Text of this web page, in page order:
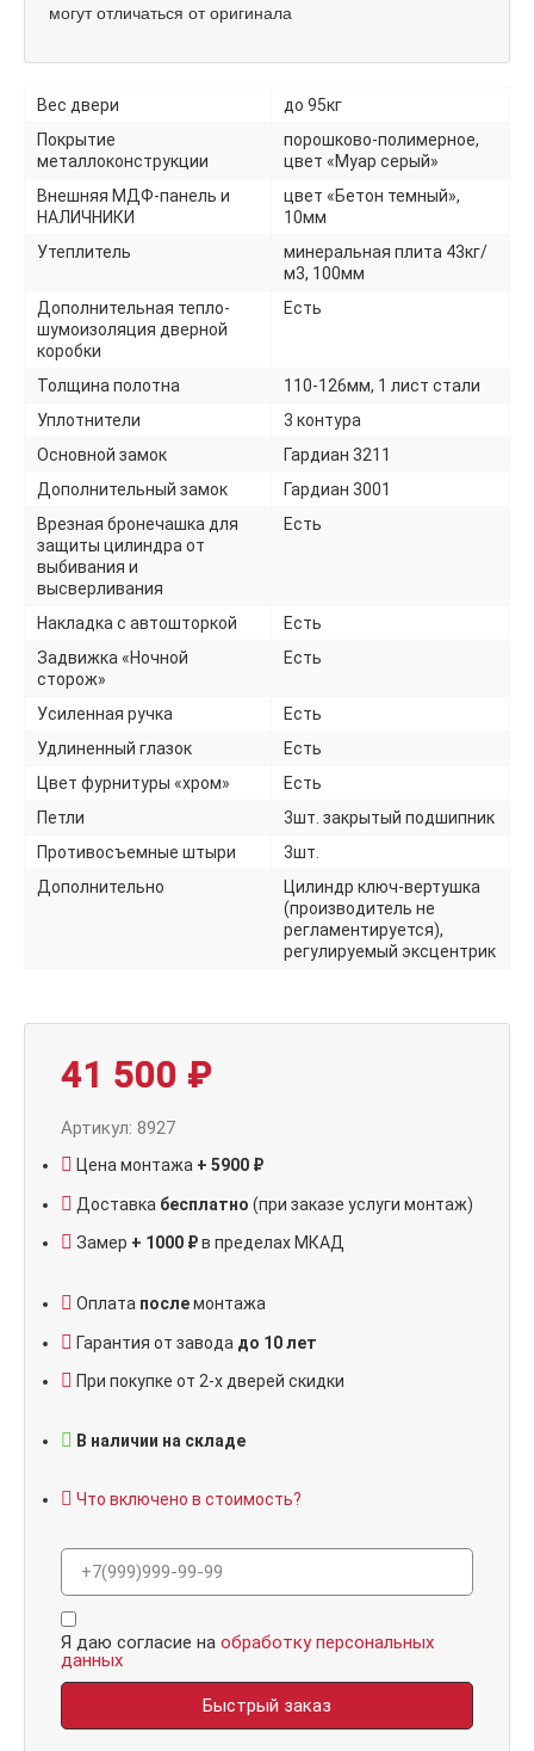
могут отличаться от оригинала
Вес двери
до 95кг
Покрытие
металлоконструкции
порошково-полимерное,
цвет «Муар серый»
Внешняя МДФ-панель и
НАЛИЧНИКИ
цвет «Бетон темный»,
10мм
Утеплитель
минеральная плита 43кг/
м3, 100мм
Дополнительная тепло-
шумоизоляция дверной
коробки
Есть
Толщина полотна
110-126мм, 1 лист стали
Уплотнители
3 контура
Основной замок
Гардиан 3211
Дополнительный замок
Гардиан 3001
Врезная бронечашка для
защиты цилиндра от
выбивания и
высверливания
Есть
Накладка с автошторкой
Есть
Задвижка «Ночной
сторож»
Есть
Усиленная ручка
Есть
Удлиненный глазок
Есть
Цвет фурнитуры «хром»
Есть
Петли
3шт. закрытый подшипник
Противосъемные штыри
3шт.
Дополнительно
Цилиндр ключ-вертушка
(производитель не
регламентируется),
регулируемый эксцентрик
41 500 ₽
Артикул: 8927
Цена монтажа + 5900 ₽
Доставка бесплатно (при заказе услуги монтаж)
Замер + 1000 ₽в пределах МКАД
Оплата послемонтажа
Гарантия от завода до 10 лет
При покупке от 2-х дверей скидки
В наличии на складе
Что включено в стоимость?
Я даю согласие на обработку персональных
данных
Быстрый заказ